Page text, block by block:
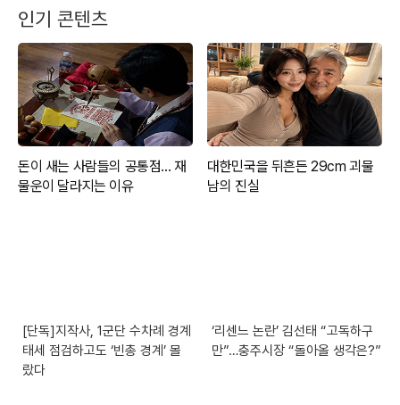
인기 콘텐츠
[단독]지작사, 1군단 수차례 경계
태세 점검하고도 ‘빈총 경계’ 몰
랐다
‘리센느 논란’ 김선태 “고독하구
만”…충주시장 “돌아올 생각은?”